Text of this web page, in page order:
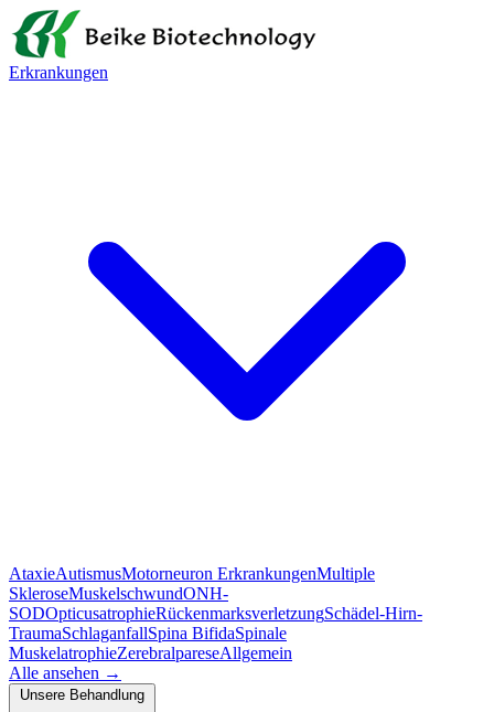
Erkrankungen
AtaxieAutismusMotorneuron ErkrankungenMultiple
SkleroseMuskelschwundONH-
SODOpticusatrophieRückenmarksverletzungSchädel-Hirn-
TraumaSchlaganfallSpina BifidaSpinale
MuskelatrophieZerebralpareseAllgemein
Alle ansehen →